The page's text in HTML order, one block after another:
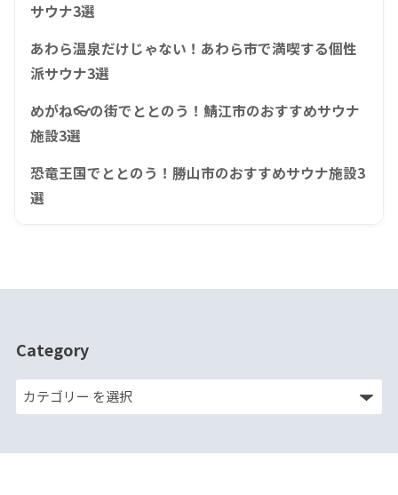
サウナ3選
あわら温泉だけじゃない！あわら市で満喫する個性
派サウナ3選
めがね👓の街でととのう！鯖江市のおすすめサウナ
施設3選
恐竜王国でととのう！勝山市のおすすめサウナ施設3
選
Category